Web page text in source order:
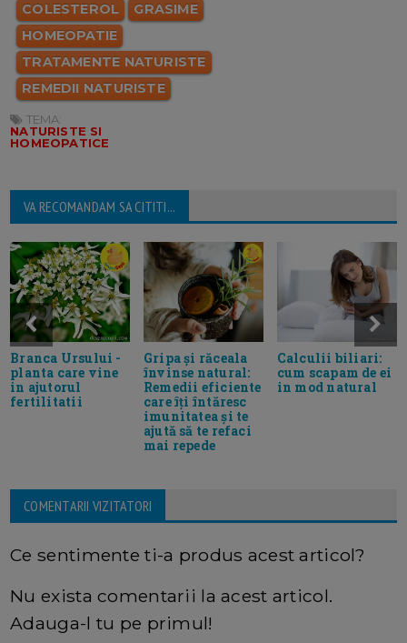
COLESTEROL
GRASIME
HOMEOPATIE
TRATAMENTE NATURISTE
REMEDII NATURISTE
TEMA:
NATURISTE SI
HOMEOPATICE
VA RECOMANDAM SA CITITI...
Branca Ursului -
planta care vine
in ajutorul
fertilitatii
Gripa și răceala
învinse natural:
Remedii eficiente
care îți întăresc
imunitatea și te
ajută să te refaci
mai repede
Calculii biliari:
cum scapam de ei
in mod natural
COMENTARII VIZITATORI
Ce sentimente ti-a produs acest articol?
Nu exista comentarii la acest articol.
Adauga-l tu pe primul!